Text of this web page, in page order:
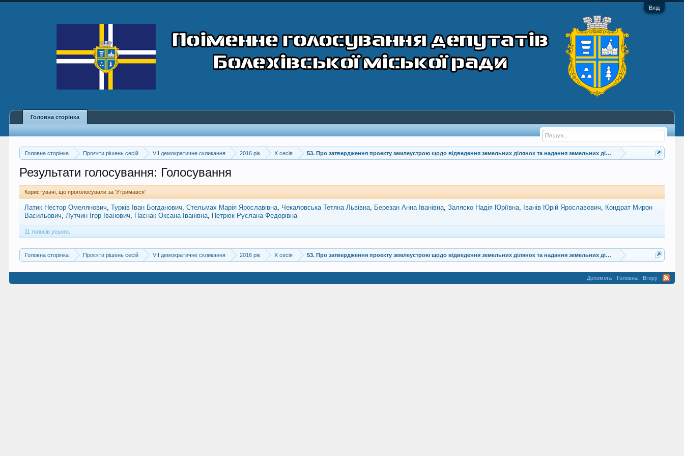
Вхід
Головна сторінка Проєкти рішень сесій VII демократичне скликання 2016 рік X сесія 53. Про затвердження проекту землеустрою щодо відведення земельних ділянок та надання земельних ділянок у власність гр.
Результати голосування: Голосування
Користувачі, що проголосували за 'Утримався'
Латик Нестор Омелянович Турків Іван Богданович Стельмах Марія Ярославівна Чекаловська Тетяна Львівна Березан Анна Іванівна Заляско Надія Юріївна Іванів Юрій Ярославович
Кондрат Мирон
Васильович
Лутчин Ігор Іванович Паснак Оксана Іванівна Петрюк Руслана Федорівна
11 голосів усього.
Головна сторінка Проєкти рішень сесій VII демократичне скликання 2016 рік X сесія 53. Про затвердження проекту землеустрою щодо відведення земельних ділянок та надання земельних ділянок у власність гр.
Головна сторінка
Допомога Головна Вгору